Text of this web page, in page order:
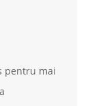
pentru mai